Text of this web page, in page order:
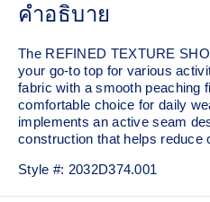
คำอธิบาย
The REFINED TEXTURE
your go-to top for various
fabric with a smooth peaching
comfortable choice for daily
implements an active seam
construction that helps reduce
Style #: 2032D374.001